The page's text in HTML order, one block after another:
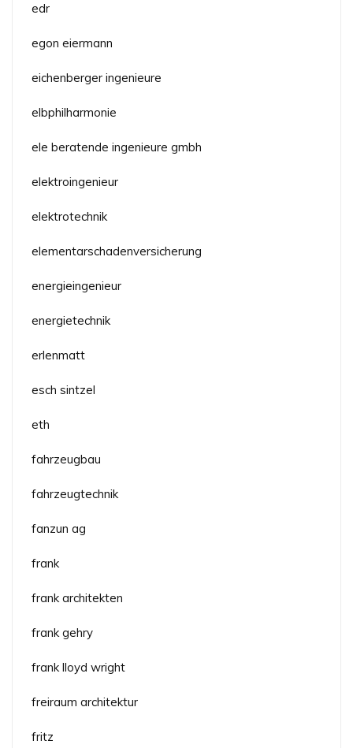
edr
egon eiermann
eichenberger ingenieure
elbphilharmonie
ele beratende ingenieure gmbh
elektroingenieur
elektrotechnik
elementarschadenversicherung
energieingenieur
energietechnik
erlenmatt
esch sintzel
eth
fahrzeugbau
fahrzeugtechnik
fanzun ag
frank
frank architekten
frank gehry
frank lloyd wright
freiraum architektur
fritz